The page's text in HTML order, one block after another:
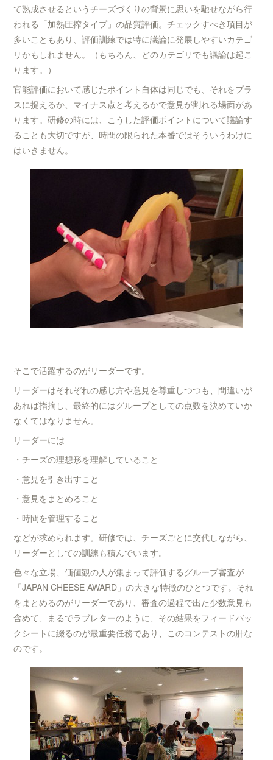
て熟成させるというチーズづくりの背景に思いを馳せながら行
われる「加熱圧搾タイプ」の品質評価。チェックすべき項目が
多いこともあり、評価訓練では特に議論に発展しやすいカテゴ
リかもしれません。（もちろん、どのカテゴリでも議論は起こ
ります。）
官能評価において感じたポイント自体は同じでも、それをプラ
スに捉えるか、マイナス点と考えるかで意見が割れる場面があ
ります。研修の時には、こうした評価ポイントについて議論す
ることも大切ですが、時間の限られた本番ではそういうわけに
はいきません。
そこで活躍するのがリーダーです。
リーダーはそれぞれの感じ方や意見を尊重しつつも、間違いが
あれば指摘し、最終的にはグループとしての点数を決めていか
なくてはなりません。
リーダーには
・チーズの理想形を理解していること
・意見を引き出すこと
・意見をまとめること
・時間を管理すること
などが求められます。研修では、チーズごとに交代しながら、
リーダーとしての訓練も積んでいます。
色々な立場、価値観の人が集まって評価するグループ審査が
「JAPAN CHEESE AWARD」の大きな特徴のひとつです。それ
をまとめるのがリーダーであり、審査の過程で出た少数意見も
含めて、まるでラブレターのように、その結果をフィードバッ
クシートに綴るのが最重要任務であり、このコンテストの肝な
のです。